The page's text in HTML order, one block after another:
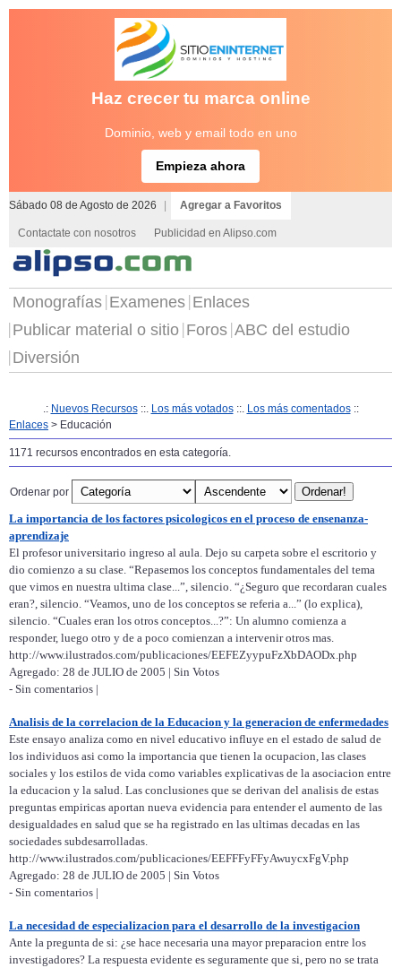
Haz crecer tu marca online
Dominio, web y email todo en uno
Empieza ahora
Sábado 08 de Agosto de 2026 Agregar a Favoritos
Contactate con nosotros Publicidad en Alipso.com
Monografías Examenes Enlaces
Publicar material o sitio Foros ABC del estudio
Diversión
.: Nuevos Recursos::. Los más votados::. Los más comentados::
Enlaces > Educación
1171 recursos encontrados en esta categoría.
Ordenar por
La importancia de los factores psicologicos en el proceso de ensenanza-
aprendizaje
El profesor universitario ingreso al aula. Dejo su carpeta sobre el escritorio y
dio comienzo a su clase. “Repasemos los conceptos fundamentales del tema
que vimos en nuestra ultima clase...”, silencio. “¿Seguro que recordaran cuales
eran?, silencio. “Veamos, uno de los conceptos se referia a...” (lo explica),
silencio. “Cuales eran los otros conceptos...?”: Un alumno comienza a
responder, luego otro y de a poco comienzan a intervenir otros mas.
http://www.ilustrados.com/publicaciones/EEFEZyypuFzXbDAODx.php
Agregado: 28 de JULIO de 2005 | Sin Votos
- Sin comentarios |
Analisis de la correlacion de la Educacion y la generacion de enfermedades
Este ensayo analiza como en nivel educativo influye en el estado de salud de
los individuos asi como la importancia que tienen la ocupacion, las clases
sociales y los estilos de vida como variables explicativas de la asociacion entre
la educacion y la salud. Las conclusiones que se derivan del analisis de estas
preguntas empiricas aportan nueva evidencia para entender el aumento de las
desigualdades en salud que se ha registrado en las ultimas decadas en las
sociedades subdesarrolladas.
http://www.ilustrados.com/publicaciones/EEFFFyFFyAwuycxFgV.php
Agregado: 28 de JULIO de 2005 | Sin Votos
- Sin comentarios |
La necesidad de especializacion para el desarrollo de la investigacion
Ante la pregunta de si: ¿se hace necesaria una mayor preparacion entre los
investigadores? La respuesta evidente es seguramente que si, pero no se trata